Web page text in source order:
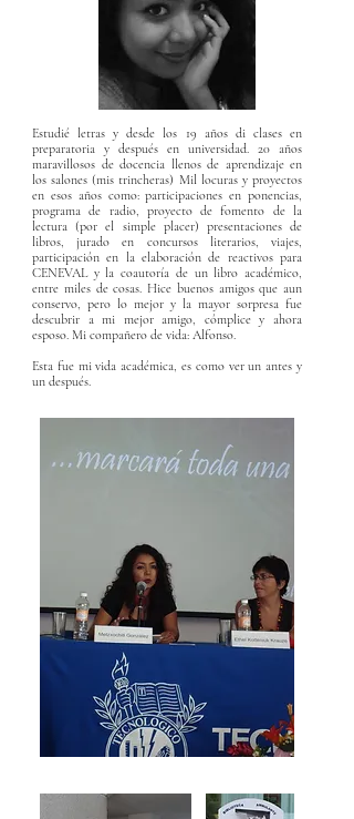
Estudié letras y desde los 19 años di clases en
preparatoria y después en universidad. 20 años
maravillosos de docencia llenos de aprendizaje en
los salones (mis trincheras) Mil locuras y proyectos
en esos años como: participaciones en ponencias,
programa de radio, proyecto de fomento de la
lectura (por el simple placer) presentaciones de
libros, jurado en concursos literarios, viajes,
participación en la elaboración de reactivos para
CENEVAL y la coautoría de un libro académico,
entre miles de cosas. Hice buenos amigos que aun
conservo, pero lo mejor y la mayor sorpresa fue
descubrir a mi mejor amigo, cómplice y ahora
esposo. Mi compañero de vida: Alfonso.
Esta fue mi vida académica, es como ver un antes y
un después.